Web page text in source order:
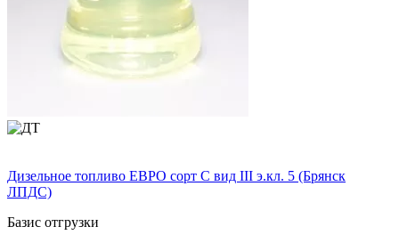
Дизельное топливо ЕВРО сорт C вид III э.кл. 5 (Брянск
ЛПДС)
Базис отгрузки